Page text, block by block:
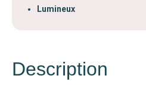
Lumineux
Description